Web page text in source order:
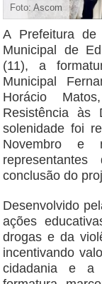
Foto: Ascom
A Prefeitura de
Municipal de
(11), a
Municipal
Horácio
Resistência às
solenidade foi
Novembro e
conclusão do
Desenvolvido
ações
drogas e da
incentivando
cidadania e a